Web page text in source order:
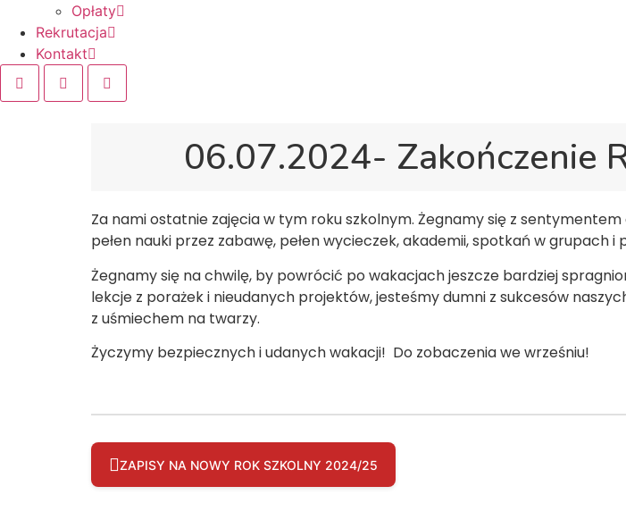
Opłaty
Rekrutacja
Kontakt
06.07.2024- Zakończenie
Za nami ostatnie zajęcia w tym roku szkolnym. Żegnamy się z
pełen nauki przez zabawę, pełen wycieczek, akademii, spotkań w grupach i
Żegnamy się na chwilę, by powrócić po wakacjach jeszcze bardziej
lekcje z porażek i nieudanych projektów, jesteśmy dumni z sukcesów
z uśmiechem na twarzy.
Życzymy bezpiecznych i udanych wakacji! Do zobaczenia we wrześniu!
ZAPISY NA NOWY ROK SZKOLNY 2024/25